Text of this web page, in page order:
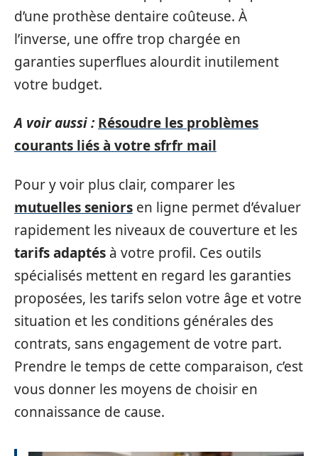
d’une prothèse dentaire coûteuse. À
l’inverse, une offre trop chargée en
garanties superflues alourdit inutilement
votre budget.
A voir aussi : Résoudre les problèmes
courants liés à votre sfrfr mail
Pour y voir plus clair, comparer les
mutuelles seniors en ligne permet d’évaluer
rapidement les niveaux de couverture et les
tarifs adaptés à votre profil. Ces outils
spécialisés mettent en regard les garanties
proposées, les tarifs selon votre âge et votre
situation et les conditions générales des
contrats, sans engagement de votre part.
Prendre le temps de cette comparaison, c’est
vous donner les moyens de choisir en
connaissance de cause.